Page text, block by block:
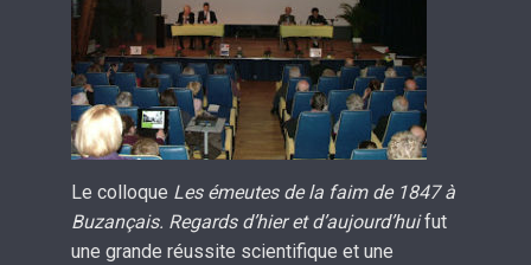
Le colloque Les émeutes de la faim de 1847 à
Buzançais. Regards d’hier et d’aujourd’huifut
une grande réussite scientifique et une